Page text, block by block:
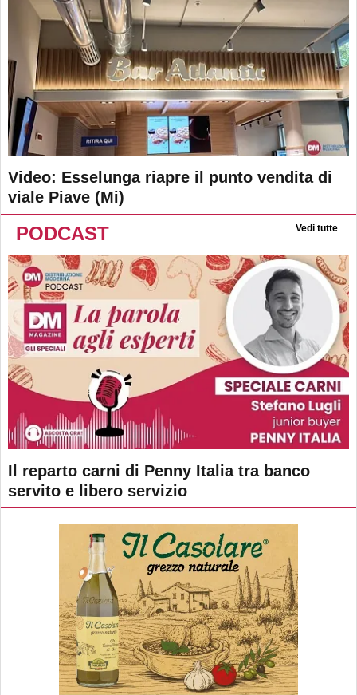
Video: Esselunga riapre il punto vendita di
viale Piave (Mi)
PODCAST Vedi tutte
Il reparto carni di Penny Italia tra banco
servito e libero servizio